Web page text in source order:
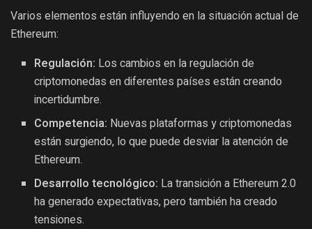
Varios elementos están influyendo en la situación actual de
Ethereum:
Regulación: Los cambios en la regulación de
criptomonedas en diferentes países están creando
incertidumbre.
Competencia: Nuevas plataformas y criptomonedas
están surgiendo, lo que puede desviar la atención de
Ethereum.
Desarrollo tecnológico: La transición a Ethereum 2.0
ha generado expectativas, pero también ha creado
tensiones.